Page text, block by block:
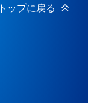
トップに戻る